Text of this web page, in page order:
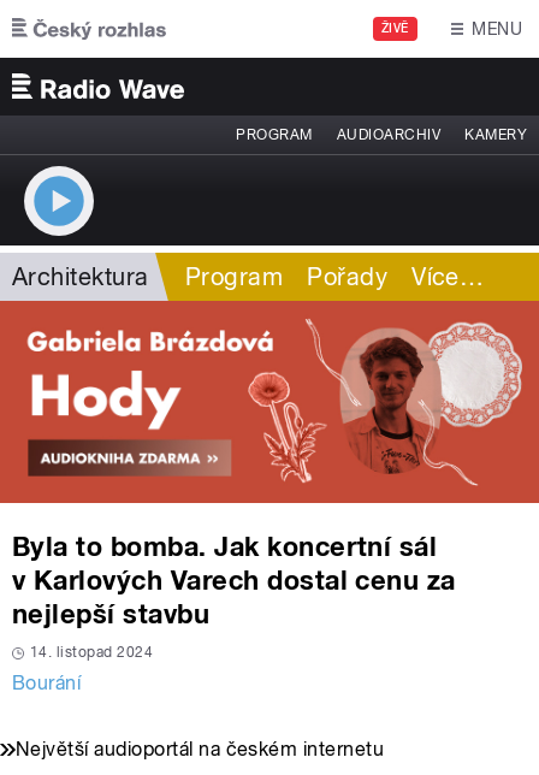
Přejít k hlavnímu obsahu
ŽIVĚ MENU
PROGRAM AUDIOARCHIV KAMERY
Architektura Program Pořady Více…
Byla to bomba. Jak koncertní sál
v Karlových Varech dostal cenu za
nejlepší stavbu
14. listopad 2024
Bourání
Největší audioportál na českém internetu